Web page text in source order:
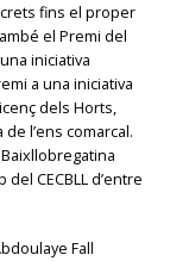
fins el proper
el Premi del
iniciativa
a una iniciativa
dels Horts,
l’ens comarcal.
CECBLL d’entre
Fall